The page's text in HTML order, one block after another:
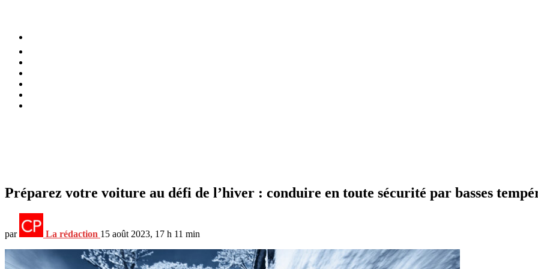
Préparez votre voiture au défi de l’hiver : conduire en toute sécurité par basses
par La rédaction 15 août 2023, 17 h 11 min